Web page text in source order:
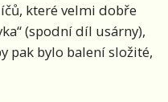
které velmi dobře
(spodní díl usárny),
pak bylo balení složité,